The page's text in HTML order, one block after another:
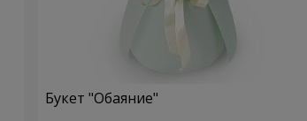
Букет "Обаяние"